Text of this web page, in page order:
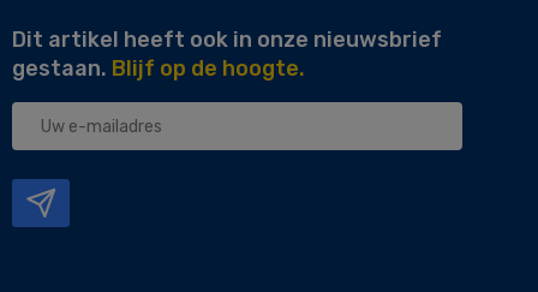
Dit artikel heeft ook in onze nieuwsbrief
gestaan. Blijf op de hoogte.
Uw